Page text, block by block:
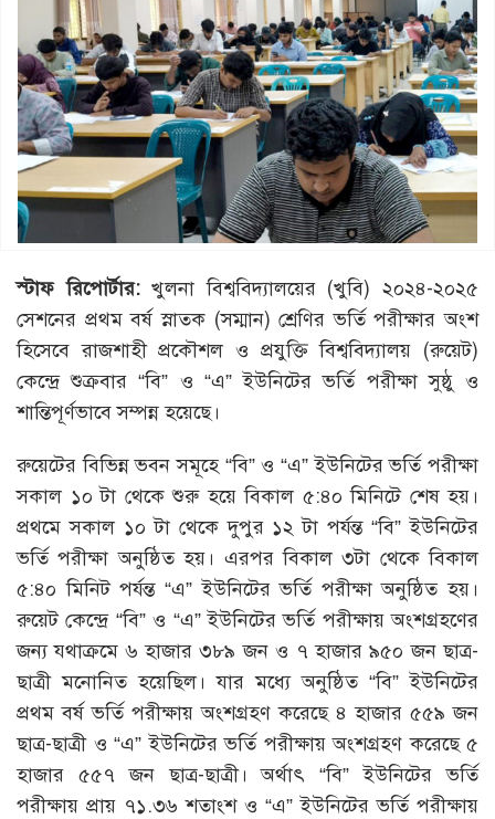
স্টাফ রিপোর্টার:খুলনা বিশ্ববিদ্যালয়ের (খুবি) ২০২৪-২০২৫
সেশনের প্রথম বর্ষ স্নাতক (সম্মান) শ্রেণির ভর্তি পরীক্ষার অংশ
হিসেবে রাজশাহী প্রকৌশল ও প্রযুক্তি বিশ্ববিদ্যালয় (রুয়েট)
কেন্দ্রে শুক্রবার “বি” ও “এ” ইউনিটের ভর্তি পরীক্ষা সুষ্ঠু ও
শান্তিপূর্ণভাবে সম্পন্ন হয়েছে।
রুয়েটের বিভিন্ন ভবন সমূহে “বি” ও “এ” ইউনিটের ভর্তি পরীক্ষা
সকাল ১০ টা থেকে শুরু হয়ে বিকাল ৫:৪০ মিনিটে শেষ হয়।
প্রথমে সকাল ১০ টা থেকে দুপুর ১২ টা পর্যন্ত “বি” ইউনিটের
ভর্তি পরীক্ষা অনুষ্ঠিত হয়। এরপর বিকাল ৩টা থেকে বিকাল
৫:৪০ মিনিট পর্যন্ত “এ” ইউনিটের ভর্তি পরীক্ষা অনুষ্ঠিত হয়।
রুয়েট কেন্দ্রে “বি” ও “এ” ইউনিটের ভর্তি পরীক্ষায় অংশগ্রহণের
জন্য যথাক্রমে ৬ হাজার ৩৮৯ জন ও ৭ হাজার ৯৫০ জন ছাত্র-
ছাত্রী মনোনিত হয়েছিল। যার মধ্যে অনুষ্ঠিত “বি” ইউনিটের
প্রথম বর্ষ ভর্তি পরীক্ষায় অংশগ্রহণ করেছে ৪ হাজার ৫৫৯ জন
ছাত্র-ছাত্রী ও “এ” ইউনিটের ভর্তি পরীক্ষায় অংশগ্রহণ করেছে ৫
হাজার ৫৫৭ জন ছাত্র-ছাত্রী। অর্থাৎ “বি” ইউনিটের ভর্তি
পরীক্ষায় প্রায় ৭১.৩৬ শতাংশ ও “এ” ইউনিটের ভর্তি পরীক্ষায়